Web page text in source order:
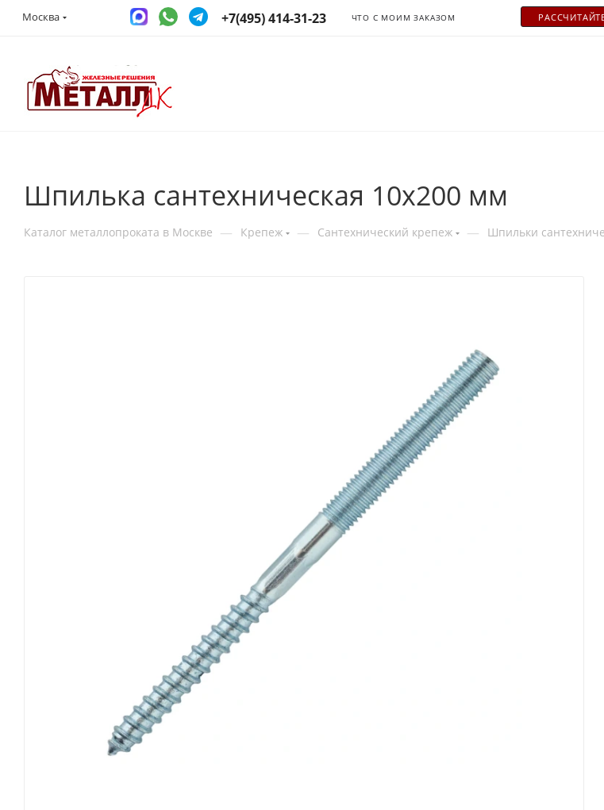
Москва +7(495) 414-31-23 ЧТО С МОИМ ЗАКАЗОМ
Шпилька сантехническая 10x200 мм
Каталог металлопроката в Москве — Крепеж — Сантехнический крепеж — Шпильки